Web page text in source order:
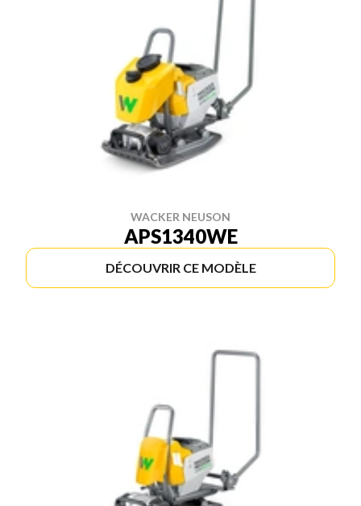
WACKER NEUSON
APS1340WE
DÉCOUVRIR CE MODÈLE